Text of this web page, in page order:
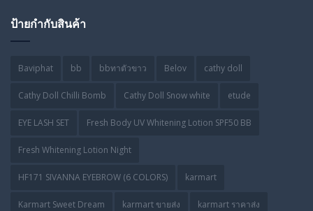
ป้ายกำกับสินค้า
Baviphat bb bbทาตัวขาว Belov cathy doll
Cathy Doll Chilli Bomb Cathy Doll Snow white etude
EYE LASH SET Fresh Body UV Whitening Lotion SPF50 BB
Fresh Whitening Lotion Night
HF171 SIVANNA EYEBROW (6 COLORS) karmart
Karmart Sweet Dream karmart ขายส่ง karmart ราคาส่ง